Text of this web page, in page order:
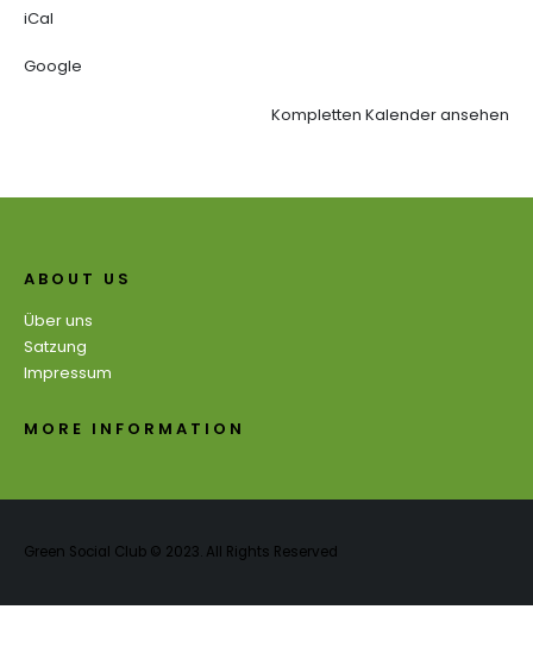
iCal
Google
Kompletten Kalender ansehen
ABOUT US
Über uns
Satzung
Impressum
MORE INFORMATION
Green Social Club © 2023. All Rights Reserved